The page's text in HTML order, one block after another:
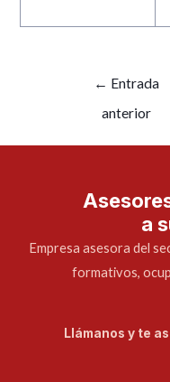
← Entrada
anterior
a
Empresa asesora del
formativos,
Llámanos y te